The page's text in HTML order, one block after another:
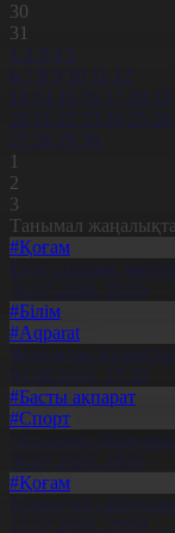
30
31
1 2 3 4 5
6 7 8 9 10 11
12
13 14 15 16 17 18 19
20 21 22 23 24 25 26
27 28 29 30
1
2
3
Танымал
#Қоғам
Енді салалық
30.07.2026, 20:05
#Білім
#Aqparat
Жапондар
04.08.2026, 17:30
#Басты ақпарат
#Спорт
«Болашақ
30.07.2026, 10:01
#Қоғам
Құрылтай сайлауына
13.07.2026, 20:03